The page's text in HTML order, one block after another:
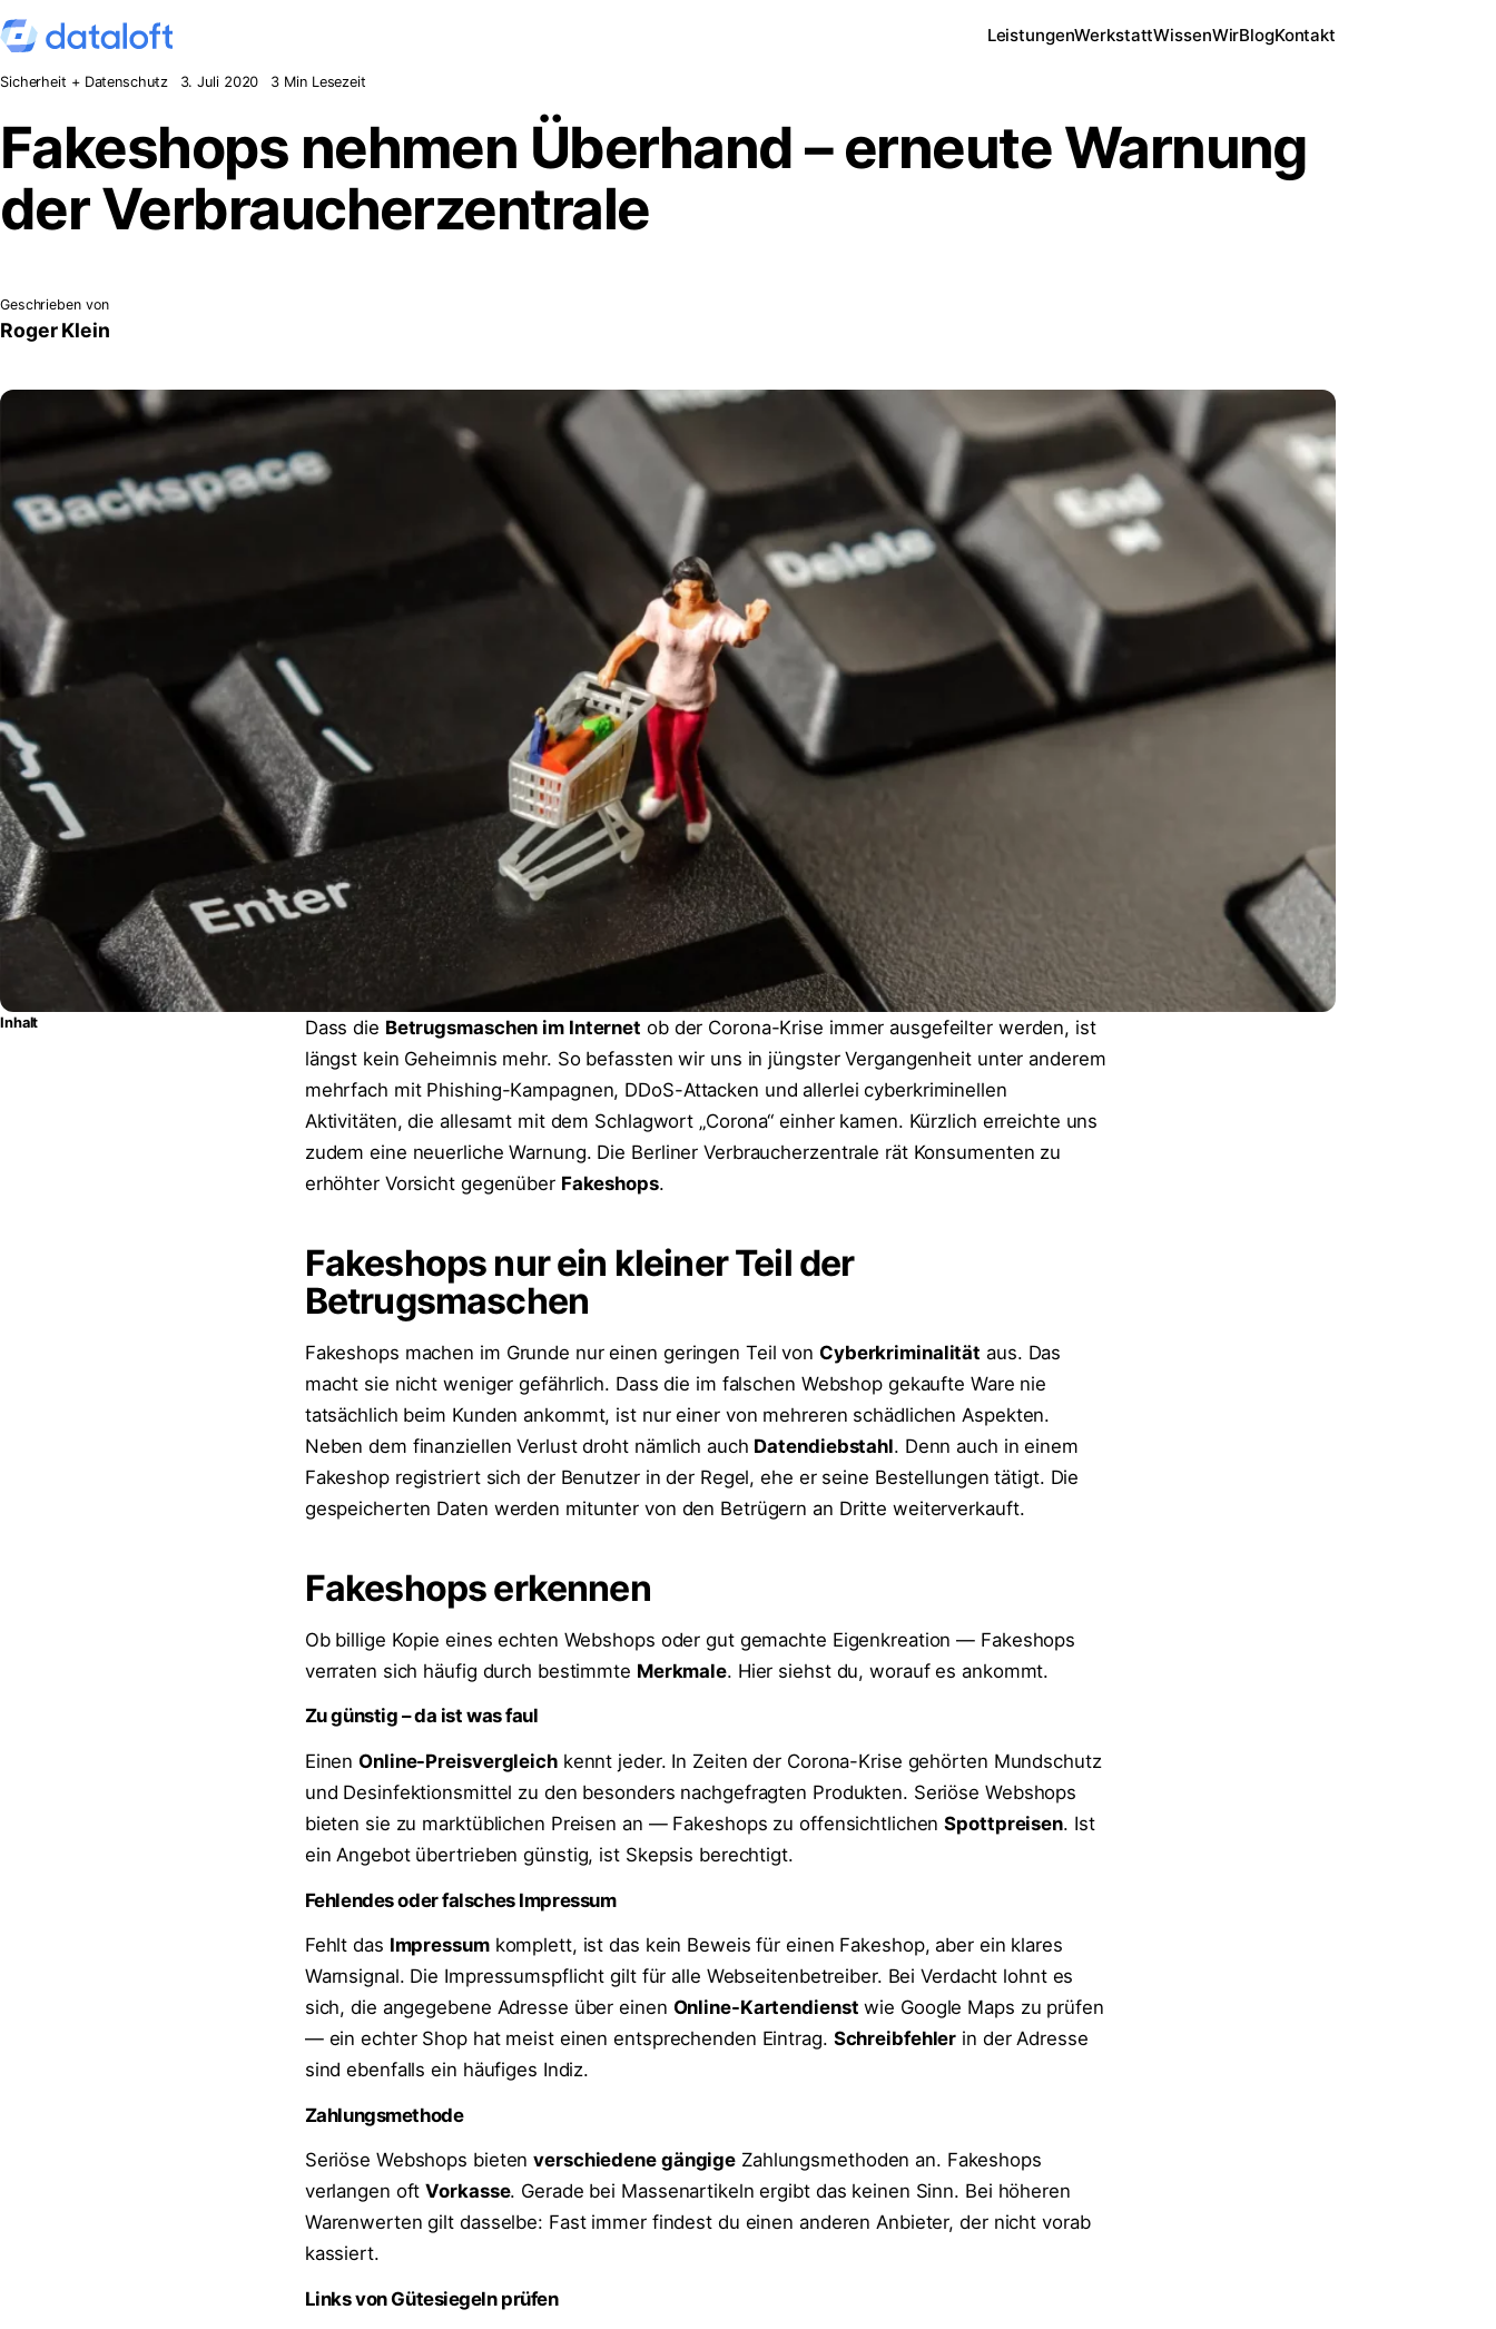
Zum Inhalt springen
LeistungenWerkstattWissenWirBlogKontakt
Sicherheit + Datenschutz 3. Juli 2020 3 Min Lesezeit
Fakeshops nehmen Überhand – erneute Warnung
der Verbraucherzentrale
Geschrieben von
Roger Klein
Inhalt Dass die Betrugsmaschen im Internet ob der Corona-Krise immer ausgefeilter werden, ist
längst kein Geheimnis mehr. So befassten wir uns in jüngster Vergangenheit unter anderem
mehrfach mit Phishing-Kampagnen, DDoS-Attacken und allerlei cyberkriminellen
Aktivitäten, die allesamt mit dem Schlagwort „Corona“ einher kamen. Kürzlich erreichte uns
zudem eine neuerliche Warnung. Die Berliner Verbraucherzentrale rät Konsumenten zu
erhöhter Vorsicht gegenüber Fakeshops.
Fakeshops nur ein kleiner Teil der
Betrugsmaschen
Fakeshops machen im Grunde nur einen geringen Teil von Cyberkriminalität aus. Das
macht sie nicht weniger gefährlich. Dass die im falschen Webshop gekaufte Ware nie
tatsächlich beim Kunden ankommt, ist nur einer von mehreren schädlichen Aspekten.
Neben dem finanziellen Verlust droht nämlich auch Datendiebstahl. Denn auch in einem
Fakeshop registriert sich der Benutzer in der Regel, ehe er seine Bestellungen tätigt. Die
gespeicherten Daten werden mitunter von den Betrügern an Dritte weiterverkauft.
Fakeshops erkennen
Ob billige Kopie eines echten Webshops oder gut gemachte Eigenkreation — Fakeshops
verraten sich häufig durch bestimmte Merkmale. Hier siehst du, worauf es ankommt.
Zu günstig – da ist was faul
Einen Online-Preisvergleichkennt jeder. In Zeiten der Corona-Krise gehörten Mundschutz
und Desinfektionsmittel zu den besonders nachgefragten Produkten. Seriöse Webshops
bieten sie zu marktüblichen Preisen an — Fakeshops zu offensichtlichenSpottpreisen. Ist
ein Angebot übertrieben günstig, ist Skepsis berechtigt.
Fehlendes oder falsches Impressum
Fehlt das Impressumkomplett, ist das kein Beweis für einen Fakeshop, aber ein klares
Warnsignal. Die Impressumspflicht gilt für alle Webseitenbetreiber. Bei Verdacht lohnt es
sich, die angegebene Adresse über einen Online-Kartendienst wie Google Maps zu prüfen
— ein echter Shop hat meist einen entsprechenden Eintrag. Schreibfehler in der Adresse
sind ebenfalls ein häufiges Indiz.
Zahlungsmethode
Seriöse Webshops bietenverschiedene gängige Zahlungsmethoden an. Fakeshops
verlangen oftVorkasse. Gerade bei Massenartikeln ergibt das keinen Sinn. Bei höheren
Warenwerten gilt dasselbe: Fast immer findest du einen anderen Anbieter, der nicht vorab
kassiert.
Links von Gütesiegeln prüfen